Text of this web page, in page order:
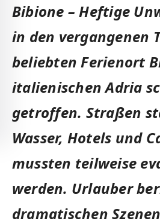
Bibione – Heftige
in den vergangenen
beliebten Ferienort
italienischen Adria
getroffen. Straßen
Wasser, Hotels und
mussten teilweise
werden. Urlauber
dramatischen